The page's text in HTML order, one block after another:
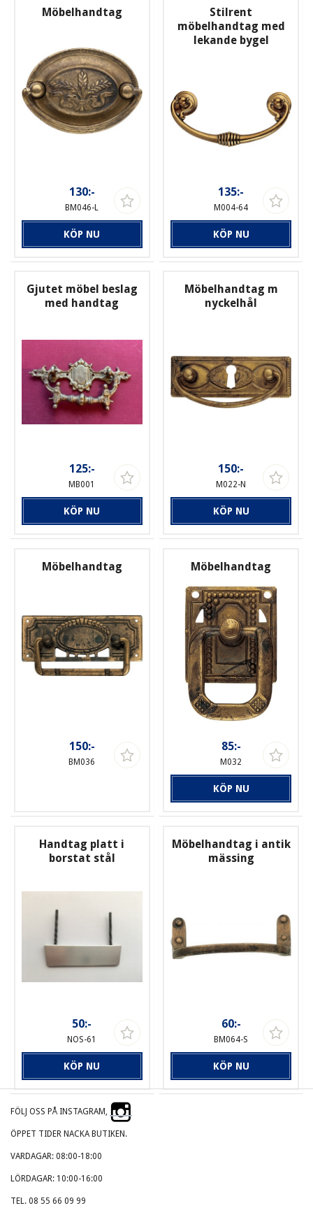
Möbelhandtag
130:-
BM046-L
KÖP NU
Stilrent
möbelhandtag med
lekande bygel
135:-
M004-64
KÖP NU
Gjutet möbel beslag
med handtag
125:-
MB001
KÖP NU
Möbelhandtag m
nyckelhål
150:-
M022-N
KÖP NU
Möbelhandtag
150:-
BM036
Möbelhandtag
85:-
M032
KÖP NU
Handtag platt i
borstat stål
50:-
NOS-61
KÖP NU
Möbelhandtag i antik
mässing
60:-
BM064-S
KÖP NU
FÖLJ OSS PÅ INSTAGRAM,
ÖPPET TIDER NACKA BUTIKEN.
VARDAGAR: 08:00-18:00
LÖRDAGAR: 10:00-16:00
TEL. 08 55 66 09 99